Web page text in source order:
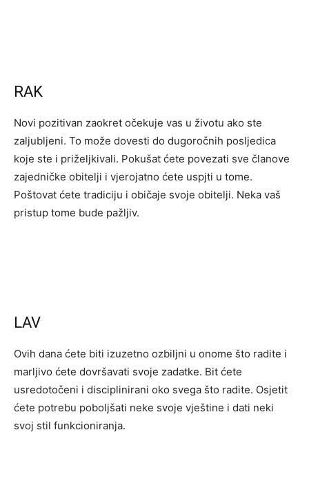
RAK
Novi pozitivan zaokret očekuje vas u životu ako ste
zaljubljeni. To može dovesti do dugoročnih posljedica
koje ste i priželjkivali. Pokušat ćete povezati sve članove
zajedničke obitelji i vjerojatno ćete uspjti u tome.
Poštovat ćete tradiciju i običaje svoje obitelji. Neka vaš
pristup tome bude pažljiv.
LAV
Ovih dana ćete biti izuzetno ozbiljni u onome što radite i
marljivo ćete dovršavati svoje zadatke. Bit ćete
usredotočeni i disciplinirani oko svega što radite. Osjetit
ćete potrebu poboljšati neke svoje vještine i dati neki
svoj stil funkcioniranja.